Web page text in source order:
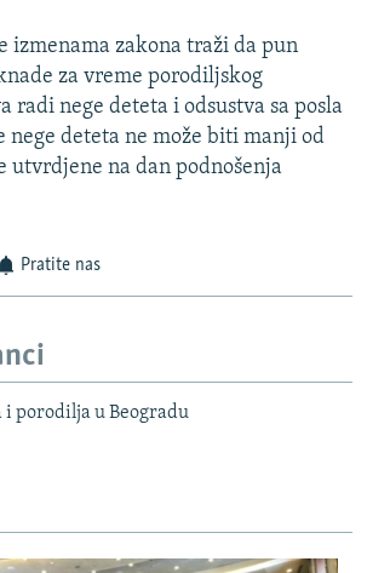
izmenama zakona traži da pun
za vreme porodiljskog
radi nege deteta i odsustva sa posla
nege deteta ne može biti manji od
utvrdjene na dan podnošenja
Pratite nas
porodilja u Beogradu